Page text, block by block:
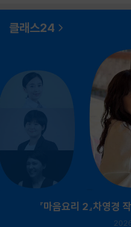
클래스24
『마음요리 2』차영경